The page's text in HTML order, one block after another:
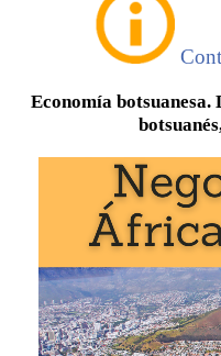
Economía